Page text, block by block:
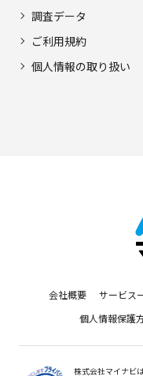
調査データ
ご利用規約
個人情報の取り扱い
会社概要 サービス
個人情報保護
株式会社マイナビ